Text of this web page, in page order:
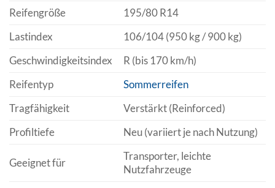
Reifengröße
195/80 R14
Lastindex
106/104 (950 kg / 900 kg)
Geschwindigkeitsindex
R (bis 170 km/h)
Reifentyp
Sommerreifen
Tragfähigkeit
Verstärkt (Reinforced)
Profiltiefe
Neu (variiert je nach Nutzung)
Geeignet für
Transporter, leichte
Nutzfahrzeuge